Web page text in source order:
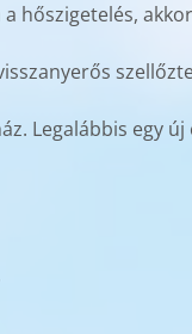
hőszigetelés,
Legalábbis egy